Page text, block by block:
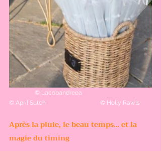
© Lacobandreea
© April Sutch © Holly Rawls
Après la pluie, le beau temps… et la
magie du timing